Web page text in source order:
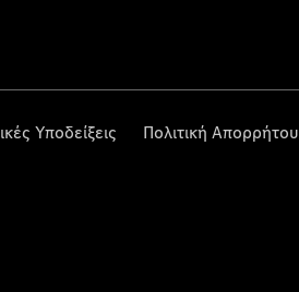
Υποδείξεις Πολιτική Απορρήτου